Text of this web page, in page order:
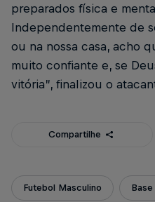
preparados física e
Independentemente de
ou na nossa casa, acho
muito confiante e, se
vitória”, finalizou o
Compartilhe
Futebol Masculino